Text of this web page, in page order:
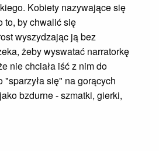
Kobiety nazywające się
to, by chwalić się
wyszydzając ją bez
żeby wyswatać narratorkę
nie chciała iść z nim do
się" na gorących
bzdurne - szmatki, gierki,